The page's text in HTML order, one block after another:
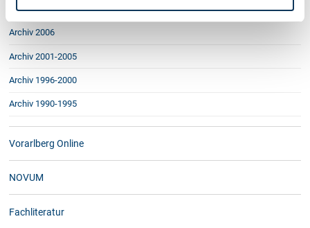
Archiv 2007
Archiv 2006
Archiv 2001-2005
Archiv 1996-2000
Archiv 1990-1995
Vorarlberg Online
NOVUM
Fachliteratur